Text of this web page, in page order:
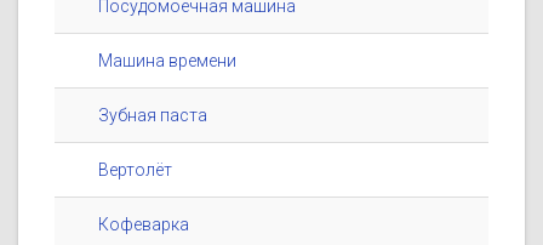
Посудомоечная машина
Машина времени
Зубная паста
Вертолёт
Кофеварка